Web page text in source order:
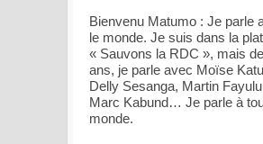
Bienvenu Matumo : Je parle
le monde. Je suis dans la
« Sauvons la RDC », mais
ans, je parle avec Moïse
Delly Sesanga, Martin
Marc Kabund… Je parle à
monde.